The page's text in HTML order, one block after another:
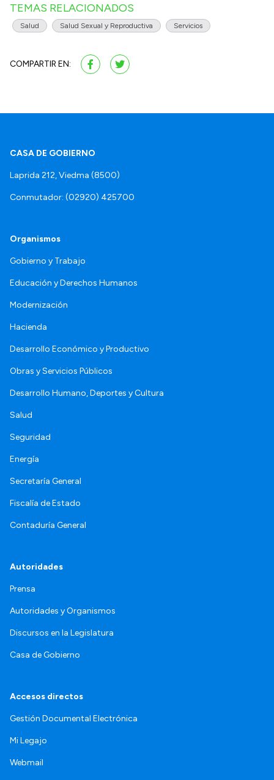
TEMAS RELACIONADOS
Salud Salud Sexual y Reproductiva Servicios
COMPARTIR EN:
CASA DE GOBIERNO
Laprida 212, Viedma (8500)
Conmutador: (02920) 425700
Organismos
Gobierno y Trabajo
Educación y Derechos Humanos
Modernización
Hacienda
Desarrollo Económico y Productivo
Obras y Servicios Públicos
Desarrollo Humano, Deportes y Cultura
Salud
Seguridad
Energía
Secretaría General
Fiscalía de Estado
Contaduría General
Autoridades
Prensa
Autoridades y Organismos
Discursos en la Legislatura
Casa de Gobierno
Accesos directos
Gestión Documental Electrónica
Mi Legajo
Webmail